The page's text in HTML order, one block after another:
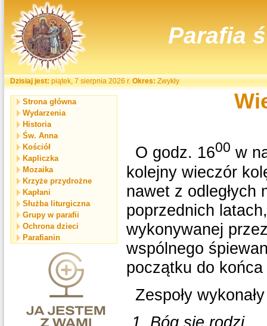
Parafia
Dzisiaj jest:piątek, 7 sierpnia 2026 r.Okres:Zwykły
Strona główna
Wydarzenia
Historia
Św. Anna
Kościół
Kapliczka
Mozaika
Krzyże przydrożne
Kapłani
Służba liturgiczna
Grupy w parafii
Ochrona dzieci
Parafianin
O godz. 1600 w
kolejny wieczór
nawet z odległych
poprzednich
wykonywanej
wspólnego
początku do
Zespoły